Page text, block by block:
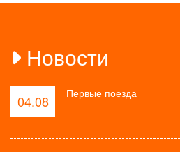
Новости
04.08 Первые поезда